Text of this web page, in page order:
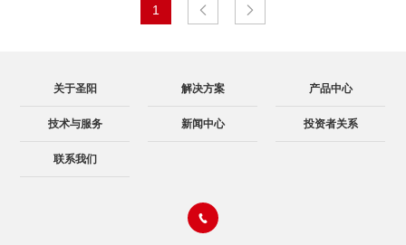
1  
关于圣阳 解决方案 产品中心
技术与服务 新闻中心 投资者关系
联系我们
